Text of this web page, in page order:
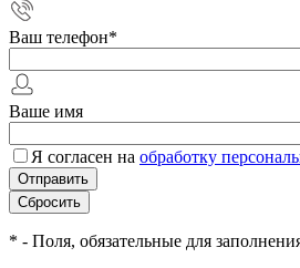
Ваш телефон*
Ваше имя
Я согласен на обработку
* - Поля, обязательные для